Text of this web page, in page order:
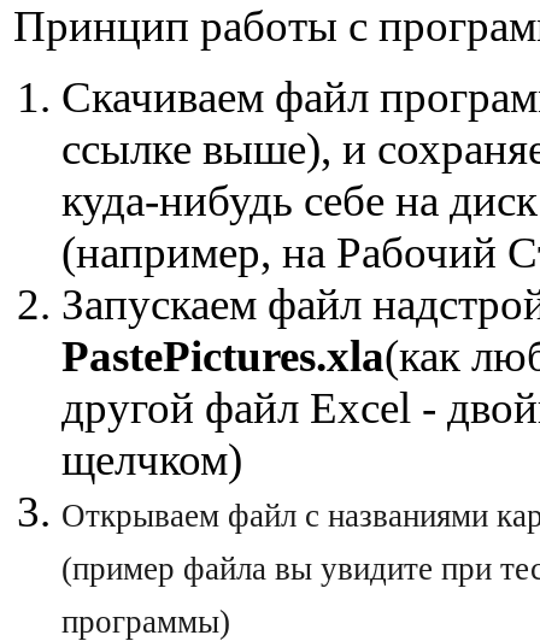
Принцип работы с
Скачиваем файл
ссылке выше), и
куда-нибудь себе на
(например, на Рабочий
Запускаем файл
PastePictures.xla(как
другой файл Excel -
щелчком)
Открываем файл с названиями
(пример файла вы увидите при
программы)